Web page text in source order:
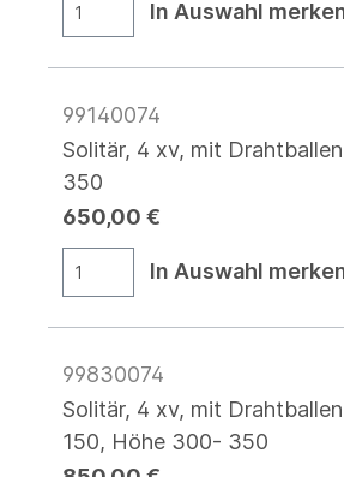
In Auswahl
99140074
Solitär, 4 xv, mit
350
650,00 €
In Auswahl
99830074
Solitär, 4 xv, mit
150, Höhe 300- 350